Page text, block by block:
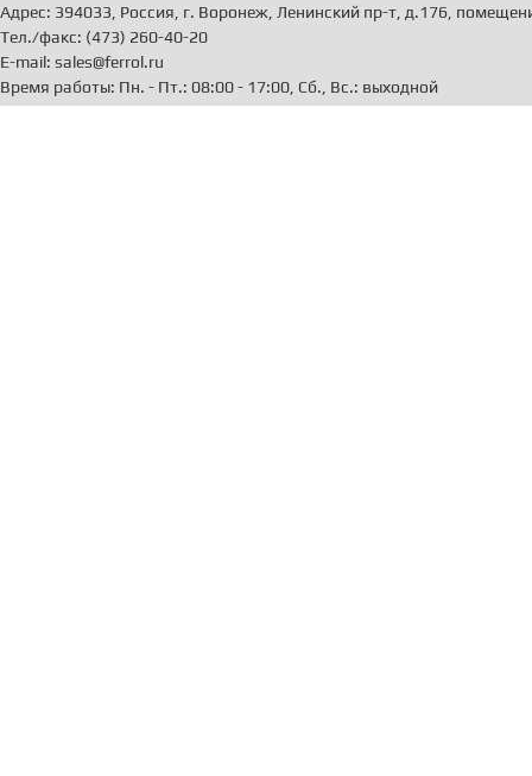
Адрес: 394033, Россия, г. Воронеж, Ленинский пр-т, д.176,
Тел./факс: (473) 260-40-20
E-mail: sales@ferrol.ru
Время работы: Пн. - Пт.: 08:00 - 17:00, Сб., Вс.: выходной